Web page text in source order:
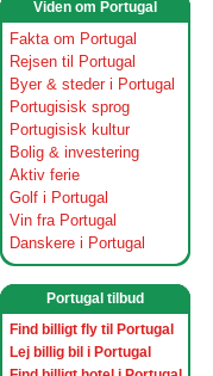
Viden om Portugal
Fakta om Portugal
Rejsen til Portugal
Byer & steder i Portugal
Portugisisk sprog
Portugisisk kultur
Bolig & investering
Aktiv ferie
Golf i Portugal
Vin fra Portugal
Danskere i Portugal
Portugal tilbud
Find billigt fly til Portugal
Lej billig bil i Portugal